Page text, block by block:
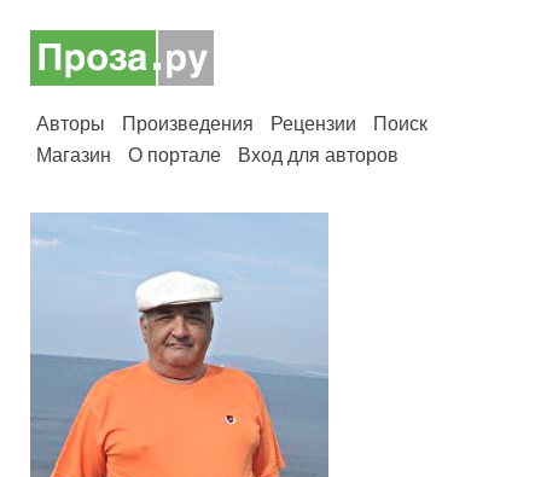
Авторы Произведения Рецензии
Поиск
Магазин
О портале Вход для авторов